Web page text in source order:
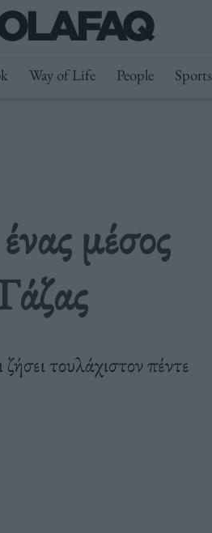
Way of Life People Sports
μέσος
τουλάχιστον πέντε